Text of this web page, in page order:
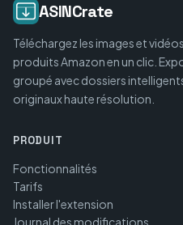
ASINCrate
Téléchargez les images et
produits Amazon en un clic.
groupé avec dossiers
originaux haute résolution.
PRODUIT
Fonctionnalités
Tarifs
Installer l'extension
Journal des modifications